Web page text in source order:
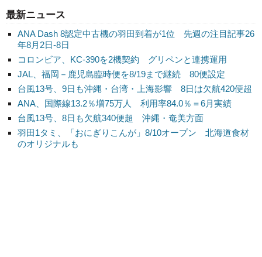
最新ニュース
ANA Dash 8認定中古機の羽田到着が1位 先週の注目記事26
年8月2日-8日
コロンビア、KC-390を2機契約 グリペンと連携運用
JAL、福岡－鹿児島臨時便を8/19まで継続 80便設定
台風13号、9日も沖縄・台湾・上海影響 8日は欠航420便超
ANA、国際線13.2％増75万人 利用率84.0％＝6月実績
台風13号、8日も欠航340便超 沖縄・奄美方面
羽田1タミ、「おにぎりこんが」8/10オープン 北海道食材
のオリジナルも